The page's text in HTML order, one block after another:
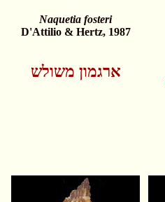
Naquetia fosteri
D'Attilio & Hertz, 1987
ארגמון משולש